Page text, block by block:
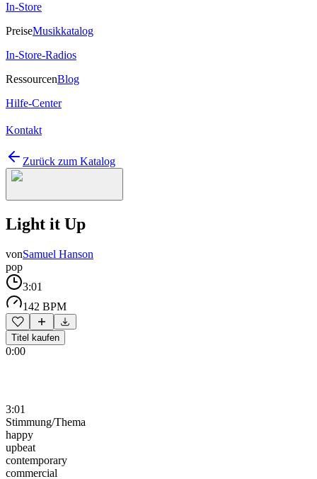
In-Store
PreiseMusikkatalog
In-Store-Radios
RessourcenBlog
Hilfe-Center
Kontakt
Zurück zum Katalog
Light it Up
vonSamuel Hanson
pop
3:01
142 BPM
Titel kaufen
0:00
3:01
Stimmung/Thema
happy
upbeat
contemporary
commercial